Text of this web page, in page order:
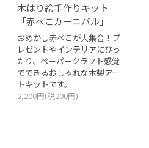
木はり絵手作りキット
「赤べこカーニバル」
おめかし赤べこが大集合！プ
レゼントやインテリアにぴっ
たり、ペーパークラフト感覚
でできるおしゃれな木製アー
トキットです。
2,200円(税200円)